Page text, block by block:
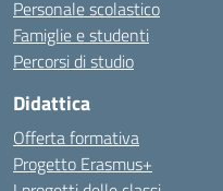
Personale scolastico
Famiglie e studenti
Percorsi di studio
Didattica
Offerta formativa
Progetto Erasmus+